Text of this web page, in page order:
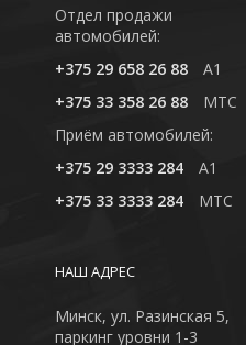
Отдел продажи
автомобилей:
+375 29 658 26 88
A1
+375 33 358 26 88
MTC
Приём автомобилей:
+375 29 3333 284
A1
+375 33 3333 284
MTC
НАШ АДРЕС
Минск, ул. Разинская 5,
паркинг уровни 1-3